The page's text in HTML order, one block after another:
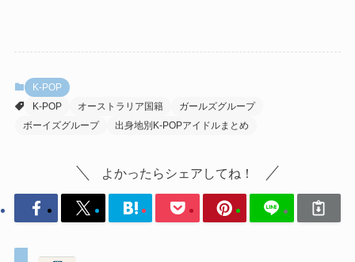
K-POP
K-POP
オーストラリア国籍
ガールズグループ
ボーイズグループ
出身地別K-POPアイドルまとめ
よかったらシェアしてね！